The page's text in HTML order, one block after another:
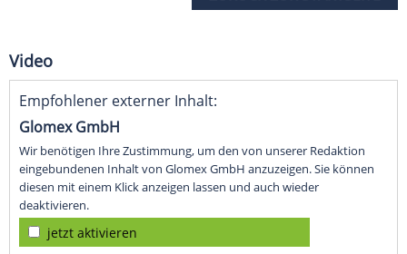
Video
Empfohlener externer Inhalt:
Glomex GmbH
Wir benötigen Ihre Zustimmung, um den von unserer Redaktion
eingebundenen Inhalt von Glomex GmbH anzuzeigen. Sie können
diesen mit einem Klick anzeigen lassen und auch wieder
deaktivieren.
jetzt aktivieren